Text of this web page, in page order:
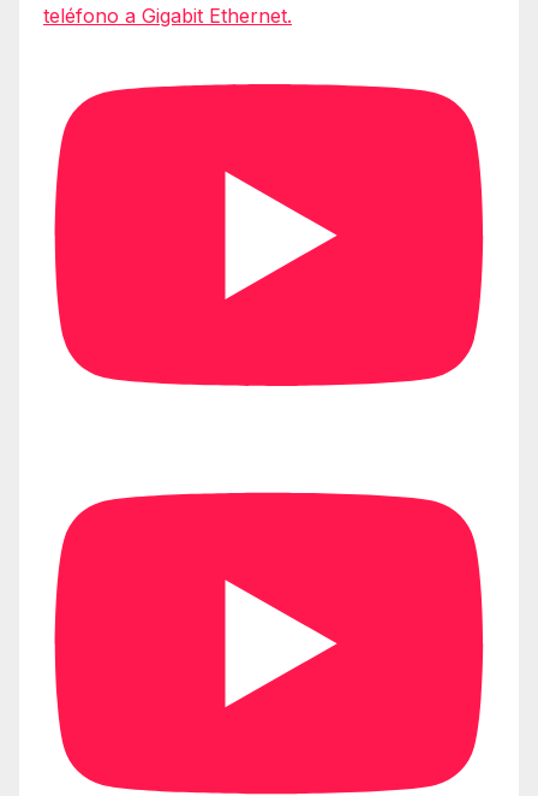
teléfono a Gigabit Ethernet.